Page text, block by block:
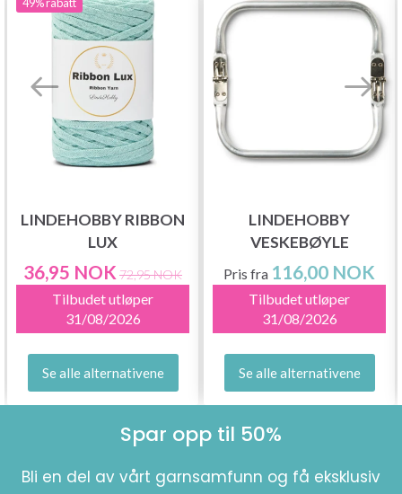
LINDEHOBBY RIBBON
LUX
36,95 NOK 72,95 NOK
Tilbudet utløper
31/08/2026
Se alle alternativene
LINDEHOBBY
VESKEBØYLE
Pris fra 116,00 NOK
Tilbudet utløper
31/08/2026
Se alle alternativene
Spar opp til 50%
Bli en del av vårt garnsamfunn og få eksklusiv